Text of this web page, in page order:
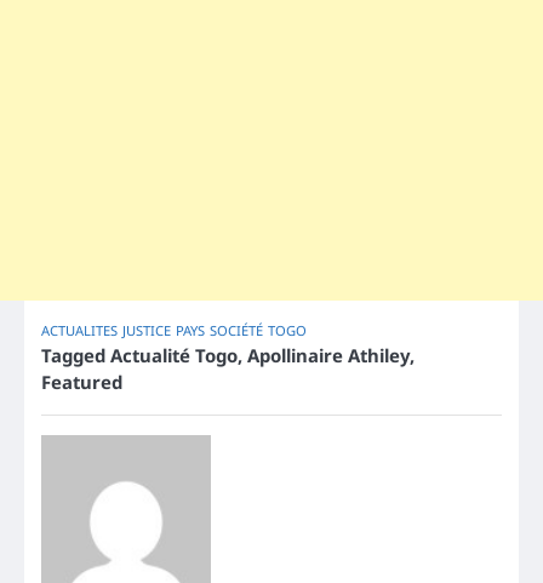
ACTUALITES JUSTICE PAYS SOCIÉTÉ TOGO
Tagged Actualité Togo, Apollinaire Athiley,
Featured